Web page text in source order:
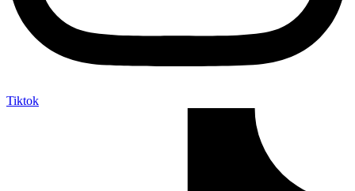
Tiktok